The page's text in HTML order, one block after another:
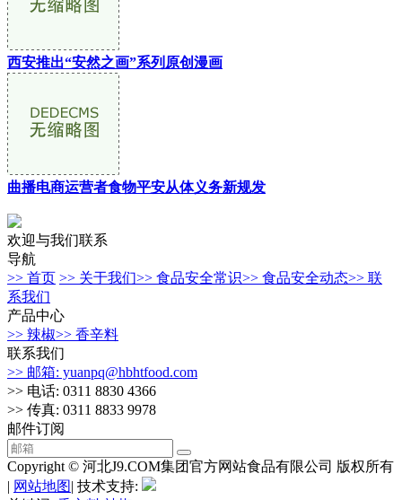
西安推出“安然之画”系列原创漫画
曲播电商运营者食物平安从体义务新规发
欢迎与我们联系
导航
>> 首页 >> 关于我们>> 食品安全常识>> 食品安全动态>> 联
系我们
产品中心
>> 辣椒>> 香辛料
联系我们
>> 邮箱: yuanpq@hbhtfood.com
>> 电话: 0311 8830 4366
>> 传真: 0311 8833 9978
邮件订阅
Copyright © 河北J9.COM集团官方网站食品有限公司 版权所有
| 网站地图| 技术支持: